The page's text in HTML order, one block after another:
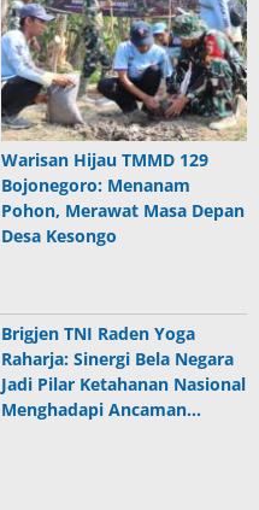
Warisan Hijau TMMD 129
Bojonegoro: Menanam
Pohon, Merawat Masa Depan
Desa Kesongo
Brigjen TNI Raden Yoga
Raharja: Sinergi Bela Negara
Jadi Pilar Ketahanan Nasional
Menghadapi Ancaman…